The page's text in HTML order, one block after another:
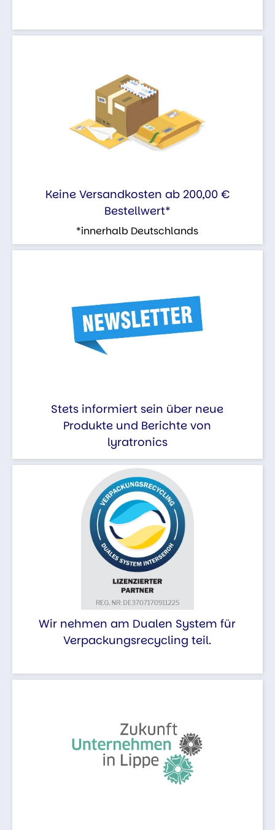
Keine Versandkosten ab 200,00 €
Bestellwert*
*innerhalb Deutschlands
Stets informiert sein über neue
Produkte und Berichte von
lyratronics
Wir nehmen am Dualen System für
Verpackungsrecycling teil.